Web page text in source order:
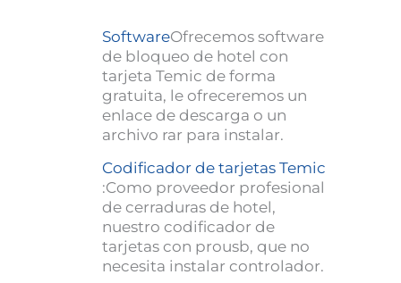
SoftwareOfrecemos software
de bloqueo de hotel con
tarjeta Temic de forma
gratuita, le ofreceremos un
enlace de descarga o un
archivo rar para instalar.
Codificador de tarjetas Temic
:Como proveedor profesional
de cerraduras de hotel,
nuestro codificador de
tarjetas con prousb, que no
necesita instalar controlador.